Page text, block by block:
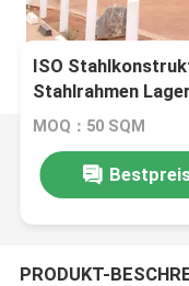
ISO
Stahlrahmen
MOQ：50 SQM
PRODUKT-